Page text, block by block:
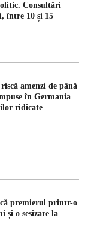
Consultări
între 10 și 15
amenzi de până
în Germania
ridicate
premierul printr-o
și o sesizare la